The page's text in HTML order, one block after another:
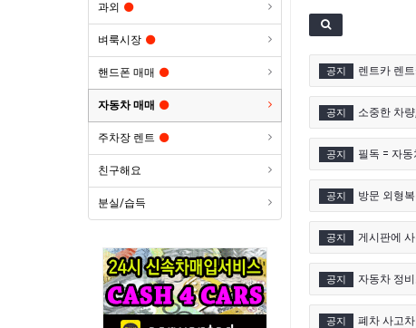
과외
벼룩시장
핸드폰 매매
자동차 매매
주차장 렌트
친구해요
분실/습득
공지 렌트카 렌
공지 소중한 차
공지 필독 = 자
공지 방문 외형
공지 게시판에
공지 자동차 정
공지 폐차 사고